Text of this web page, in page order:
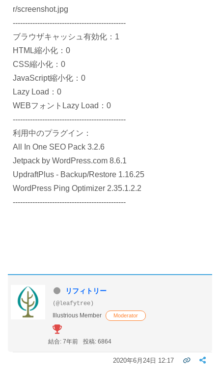
r/screenshot.jpg
----------------------------------------------
ブラウザキャッシュ有効化：1
HTML縮小化：0
CSS縮小化：0
JavaScript縮小化：0
Lazy Load：0
WEBフォントLazy Load：0
----------------------------------------------
利用中のプラグイン：
All In One SEO Pack 3.2.6
Jetpack by WordPress.com 8.6.1
UpdraftPlus - Backup/Restore 1.16.25
WordPress Ping Optimizer 2.35.1.2.2
----------------------------------------------
リフィトリー
(@leafytree)
Illustrious Member
Moderator
結合: 7年前 投稿: 6864
2020年6月24日 12:17